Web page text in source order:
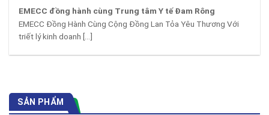
EMECC đồng hành cùng Trung tâm Y tế Đam Rông
EMECC Đồng Hành Cùng Cộng Đồng Lan Tỏa Yêu Thương Với
triết lý kinh doanh [...]
SẢN PHẨM